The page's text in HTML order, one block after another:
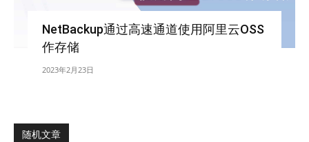
NetBackup通过高速通道使用阿里云OSS
作存储
2023年2月23日
随机文章